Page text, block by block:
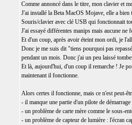
Comme annoncé dans le titre, mon clavier et
J'ai installé la Beta MacOS Mojave, elle a
Souris/clavier avec clé USB qui fonctionnait
J'ai essayé différentes manips mais aucune ne
Et d'un coup, après avoir éteint mon ordi, je
Donc je me suis dit "tiens pourquoi pas
pendant un mois. Donc j'ai un peu laissé
Et là, aujourd'hui, d'un coup il remarche ! Je
maintenant il fonctionne.
Alors certes il fonctionne, mais ce n'est peut-
- il manque une partie d'un pilote de
- un problème de carte mère comme le sous-
- un problème de capteur de lumière : l'écran